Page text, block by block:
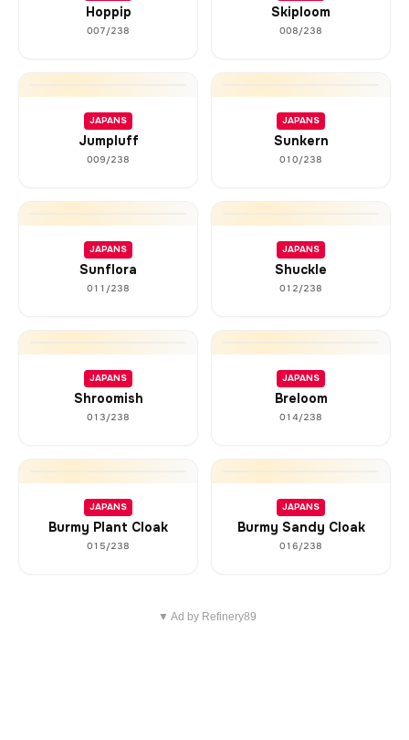
Hoppip
007/238
Skiploom
008/238
JAPANS
Jumpluff
009/238
JAPANS
Sunkern
010/238
JAPANS
Sunflora
011/238
JAPANS
Shuckle
012/238
JAPANS
Shroomish
013/238
JAPANS
Breloom
014/238
JAPANS
Burmy Plant Cloak
015/238
JAPANS
Burmy Sandy Cloak
016/238
▼ Ad by Refinery89